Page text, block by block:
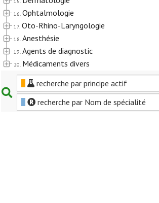
16. Ophtalmologie
17. Oto-Rhino-Laryngologie
18. Anesthésie
19. Agents de diagnostic
20. Médicaments divers
recherche par principe actif
recherche par Nom de spécialité